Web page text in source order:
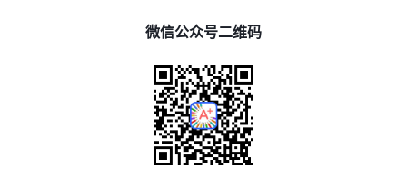
微信公众号二维码